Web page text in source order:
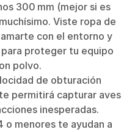
300 mm (mejor si es
Viste ropa de
con el entorno y
proteger tu equipo
polvo.
de obturación
permitirá capturar aves
inesperadas.
menores te ayudan a